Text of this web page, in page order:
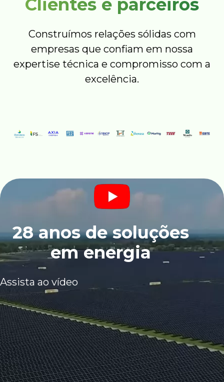
Clientes e parceiros
Construímos relações sólidas com
empresas que confiam em nossa
expertise técnica e compromisso com a
excelência.
28 anos de soluções
em energia
Assista ao vídeo